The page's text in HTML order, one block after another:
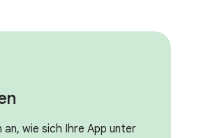
an, wie sich Ihre App unter